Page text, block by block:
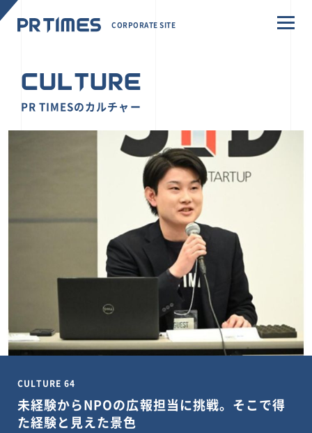
CORPORATE SITE
CULTURE
PR TIMESのカルチャー
CULTURE 64
未経験からNPOの広報担当に挑戦。そこで得
た経験と見えた景色